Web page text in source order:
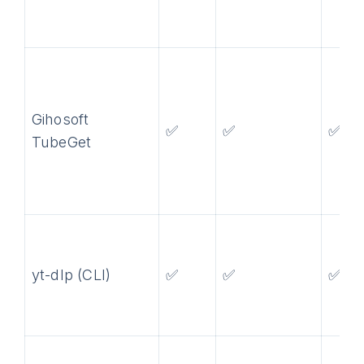
Gihosoft
TubeGet
✅ ✅ ✅
yt-dlp (CLI) ✅ ✅ ✅